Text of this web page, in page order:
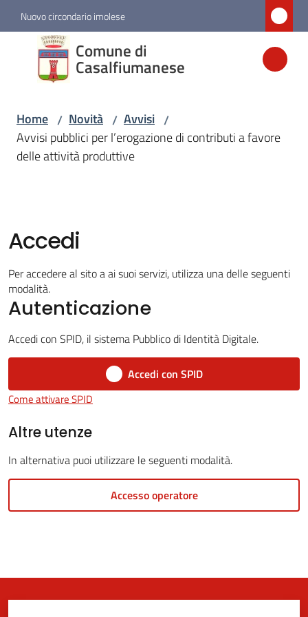
Vai al contenuto
Vai alla navigazione
Vai al footer
Nuovo circondario imolese
Comune di
Casalfiumanese
Comune di
Casalfiumanese
Amministrazione
Casalfiumanese
on-
gli
Home / Novità / Avvisi /
Avvisi pubblici per l’erogazione di contributi a favore
delle attività produttive
Accedi
Per accedere al sito a ai suoi servizi, utilizza una delle seguenti
modalità.
Autenticazione
Accedi con SPID, il sistema Pubblico di Identità Digitale.
Accedi con SPID
Come attivare SPID
Altre utenze
In alternativa puoi utilizzare le seguenti modalità.
Accesso operatore